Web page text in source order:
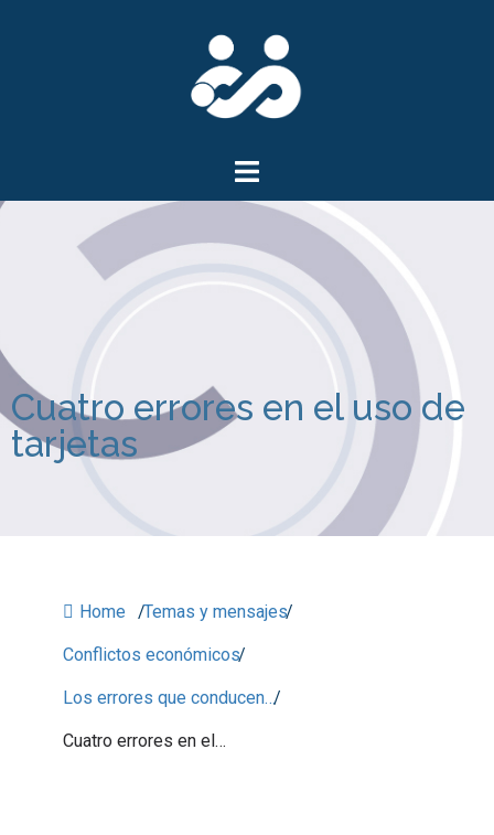
Cuatro errores en el uso de
tarjetas
Home /Temas y mensajes/
Conflictos económicos/
Los errores que conducen…/
Cuatro errores en el…